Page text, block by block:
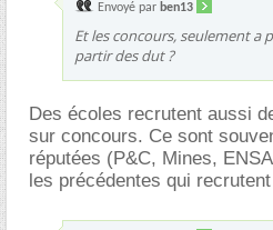
Envoyé par ben13
Et les concours, seulement a
partir des dut ?
Des écoles recrutent aussi
sur concours. Ce sont
réputées (P&C, Mines,
les précédentes qui